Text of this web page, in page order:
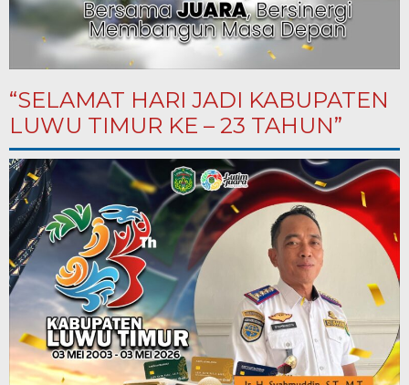
“SELAMAT HARI JADI KABUPATEN
LUWU TIMUR KE – 23 TAHUN”